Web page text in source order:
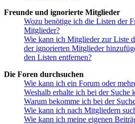
Freunde und ignorierte Mitglieder
Wozu benötige ich die Listen der
Mitglieder?
Wie kann ich Mitglieder zur Liste
der ignorierten Mitglieder
den Listen entfernen?
Die Foren durchsuchen
Wie kann ich ein Forum oder
Weshalb erhalte ich bei der Suche
Warum bekomme ich bei der
Wie kann ich nach Mitgliedern
Wie kann ich meine eigenen